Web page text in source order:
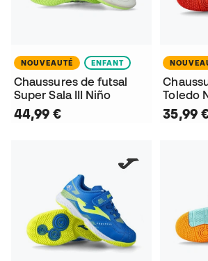
NOUVEAUTÉ ENFANT
Chaussures de futsal
Super Sala III Niño
44,99 €
Toledo
35,99